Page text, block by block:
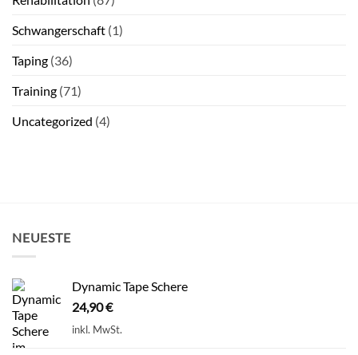
Schwangerschaft (1)
Taping (36)
Training (71)
Uncategorized (4)
NEUESTE
Dynamic Tape Schere
24,90€
inkl. MwSt.